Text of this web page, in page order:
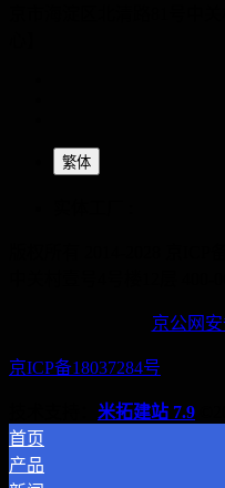
繁体
京公网安
京ICP备18037284号
米拓建站 7.9
首页
产品